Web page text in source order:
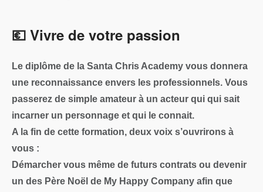
​​💶​ Vivre de votre passion
Le diplôme de la Santa Chris Academy vous donnera
une reconnaissance envers les professionnels. Vous
passerez de simple amateur à un acteur qui qui sait
incarner un personnage et qui le connait.
A la fin de cette formation, deux voix s’ouvrirons à
vous :
Démarcher vous même de futurs contrats ou devenir
un des Père Noël de My Happy Company afin que